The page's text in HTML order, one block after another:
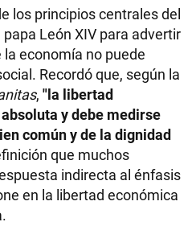
los principios centrales del
León XIV para advertir
economía no puede
Recordó que, según la
, "la libertad
y debe medirse
común y de la dignidad
que muchos
indirecta al énfasis
en la libertad económica